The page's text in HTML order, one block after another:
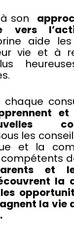
son
vers
aide
vie et à
chaque
les
et la
et
la
la vie